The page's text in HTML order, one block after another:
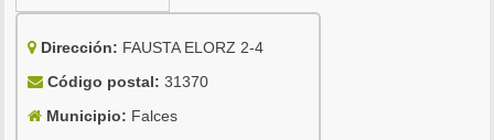
Dirección: FAUSTA ELORZ 2-4
Código postal: 31370
Municipio: Falces